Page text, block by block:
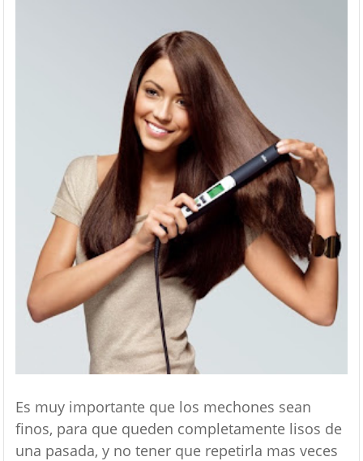
Es muy importante que los mechones sean
finos, para que queden completamente lisos de
una pasada, y no tener que repetirla mas veces